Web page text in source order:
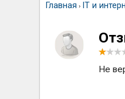
Главная › IT и
Не